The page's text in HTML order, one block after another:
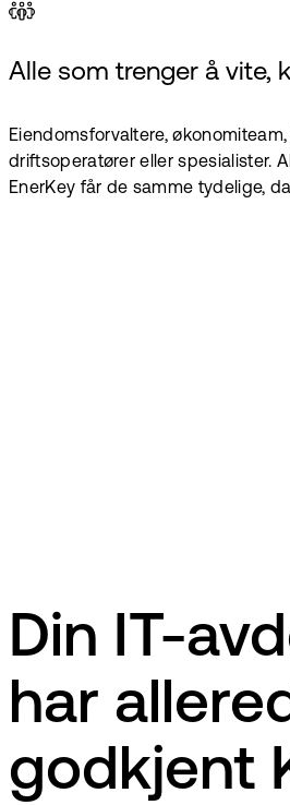
Alle som trenger å vite,
Eiendomsforvaltere,
driftsoperatører eller spesialister.
EnerKey får de samme tydelige,
Din IT-
har
godkjent